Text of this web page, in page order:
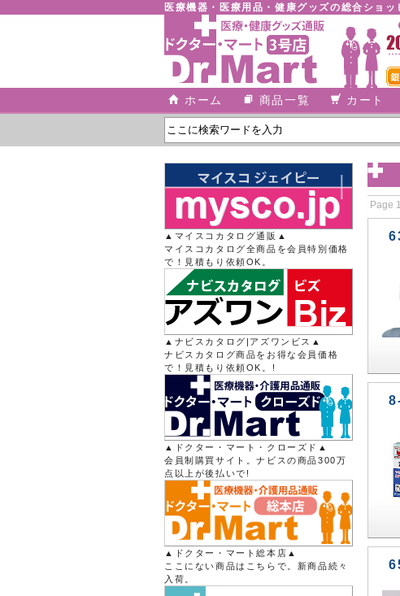
医療機器・医療用品・健康グッズの総合ショ
ホーム 商品一覧 カート
Page
▲マイスコカタログ通販▲
マイスコカタログ全商品を会員特別価格
で！見積もり依頼OK。
▲ナビスカタログ|アズワンビス▲
ナビスカタログ商品をお得な会員価格
で！見積もり依頼OK。!
▲ドクター・マート・クローズド▲
会員制購買サイト。ナビスの商品300万
点以上が後払いで!
▲ドクター・マート総本店▲
ここにない商品はこちらで。新商品続々
入荷。